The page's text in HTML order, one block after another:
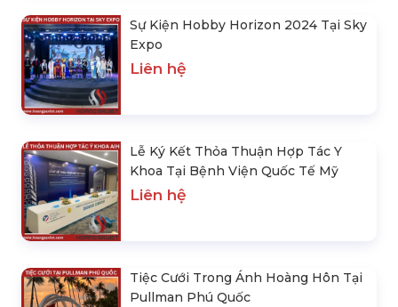
Sự Kiện Hobby Horizon 2024 Tại Sky
Expo
Liên hệ
Lễ Ký Kết Thỏa Thuận Hợp Tác Y
Khoa Tại Bệnh Viện Quốc Tế Mỹ
Liên hệ
Tiệc Cưới Trong Ánh Hoàng Hôn Tại
Pullman Phú Quốc